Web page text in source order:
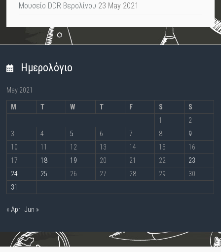
Μουσείο DDR Βερολίνου 23 May 2021
Ημερολόγιο
May 2021
M T W T F S
S
1
2
3
4 5 6 7 8
9
10
11 12 13 14 15
16
17
18 19 20 21 22
23
24
25 26 27 28 29
30
31
« Apr Jun »